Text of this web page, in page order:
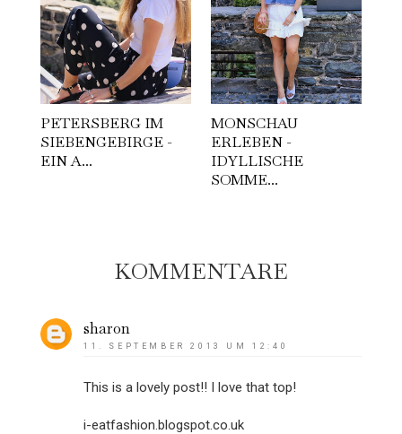
PETERSBERG IM
SIEBENGEBIRGE -
EIN A...
MONSCHAU
ERLEBEN -
IDYLLISCHE
SOMME...
KOMMENTARE
sharon
11. SEPTEMBER 2013 UM 12:40
This is a lovely post!! I love that top!
i-eatfashion.blogspot.co.uk